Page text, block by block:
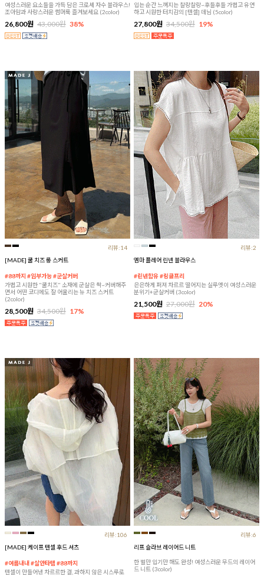
여성스러운 요소들을 가득 담은 크로셰 자수 블라우스!
조아맘과 사랑스러운 썸머룩 즐겨보세요 (2color)
26,800원 43,000원 38%
입는 순간 느껴지는 찰랑찰랑~후들후들 가볍고 유연
하고 시원한 터치감의 [텐셀] 데님 (5color)
27,800원 34,500원 19%
리뷰:14
[MADE] 쿨 치즈 롱 스커트
#88까지 #임부가능 #군살커버
가볍고 시원한 "쿨치즈" 소재에 군살은 싹~커버해주
면서 어떤 코디에도 잘 어울리는 뉴 치즈 스커트
(2color)
28,500원 34,500원 17%
리뷰:2
엠마 플레어 린넨 블라우스
#린넨함유 #링클프리
은은하게 퍼져 차르르 떨어지는 실루엣이 여성스러운
분위기+군살커버 (3color)
21,500원 27,000원 20%
리뷰:106
[MADE] 케이프 텐셀 후드 셔츠
#여름내내 #살안타템 #88까지
텐셀이 만들어낸 차르르한 결, 과하지 않은 시스루로
리뷰:6
리프 슬라브 레이어드 니트
한 벌만 입기만 해도 완성! 여성스러운 무드의 레이어
드 니트 (3color)